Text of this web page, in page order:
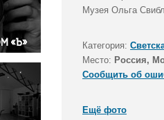
Музея Ольга
Категория:
Место: Россия,
Сообщить об
Ещё фото